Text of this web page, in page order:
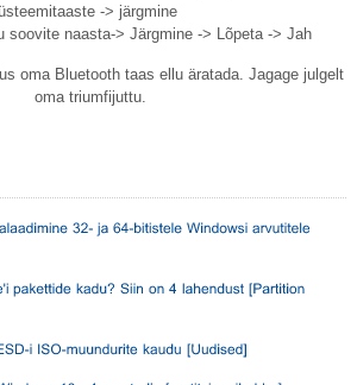
-> järgmine
soovite naasta-> Järgmine -> Lõpeta -> Jah
oma Bluetooth taas ellu äratada. Jagage julgelt
oma triumfijuttu.